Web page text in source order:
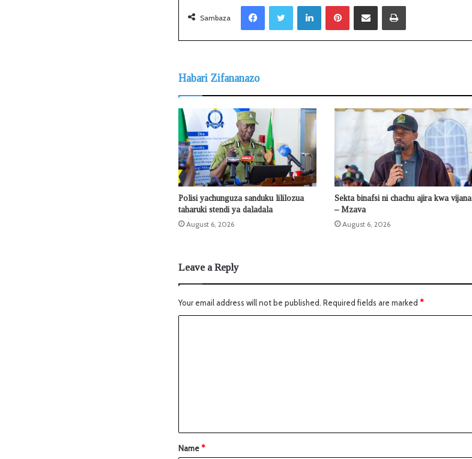
Sambaza
LinkedIn Sambaza kupitia barua pepe
Habari Zifananazo
Polisi yachunguza sanduku lililozua
taharuki stendi ya daladala
August 6, 2026
Sekta binafsi ni chachu ajira kwa vijana
– Mzava
August 6, 2026
Leave a Reply
Your email address will not be published. Required fields are marked *
Name*